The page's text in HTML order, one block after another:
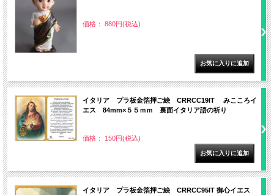
価格： 880円(税込)
イタリア プラ板金箔押ご絵 CRRCC19IT みこころイ
エス 84mm×５５ｍｍ 裏面イタリア語の祈り
価格： 150円(税込)
イタリア プラ板金箔押ご絵 CRRCC95IT 御心イエス